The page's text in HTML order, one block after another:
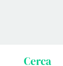
Cerca